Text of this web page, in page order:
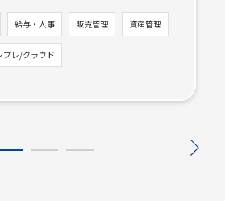
給与・人事 販売管理 資産管理
プレ/クラウド